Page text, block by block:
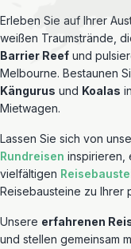
Erleben Sie auf Ihrer
weißen Traumstrände,
Barrier Reef und
Melbourne. Bestaunen
Kängurus und Koalas
Mietwagen.
Lassen Sie sich von
Rundreisen inspirieren,
vielfältigen
Reisebausteine zu Ihrer
Unsere erfahrenen
und stellen gemeinsam